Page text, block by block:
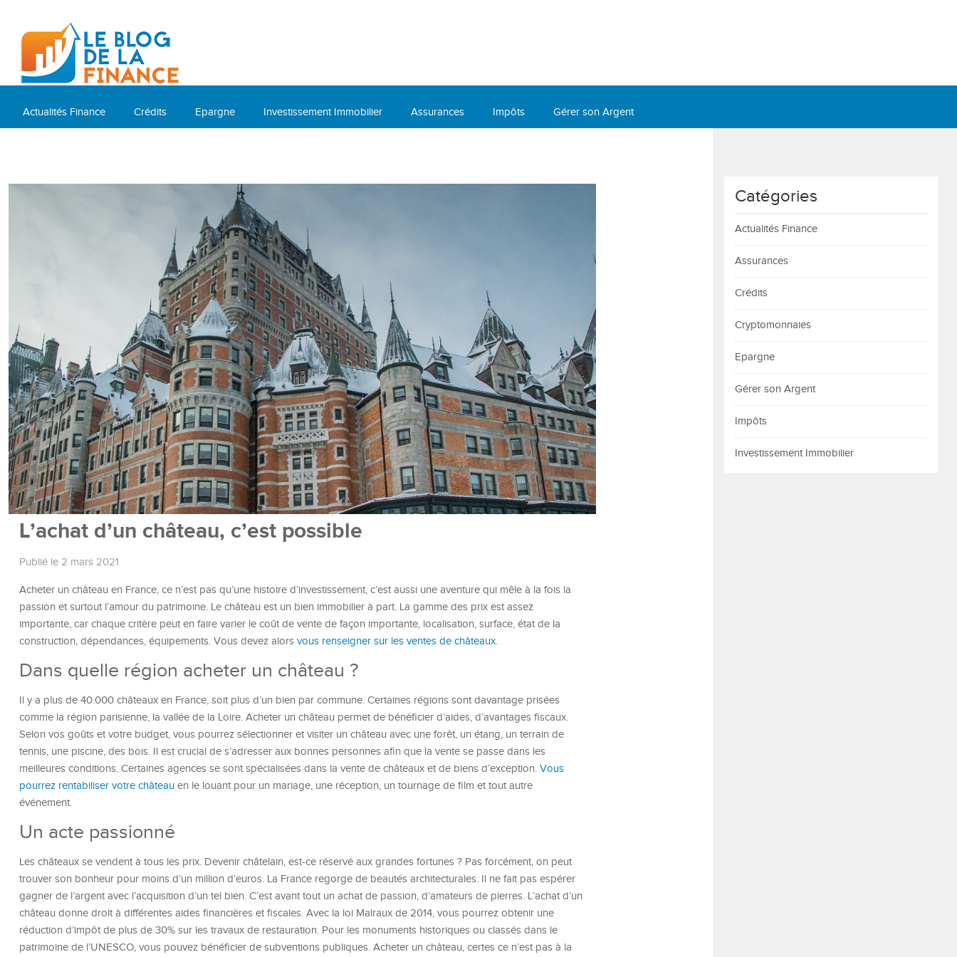
Actualités Finance Crédits Epargne Investissement Immobilier Assurances Impôts Gérer son Argent
L’achat d’un château, c’est possible
Publié le 2 mars 2021
Acheter un château en France, ce n’est pas qu’une histoire d’investissement, c’est aussi une aventure qui mêle à la fois la
passion et surtout l’amour du patrimoine. Le château est un bien immobilier à part. La gamme des prix est assez
importante, car chaque critère peut en faire varier le coût de vente de façon importante, localisation, surface, état de la
construction, dépendances, équipements. Vous devez alors vous renseigner sur les ventes de châteaux.
Dans quelle région acheter un château ?
Il y a plus de 40.000 châteaux en France, soit plus d’un bien par commune. Certaines régions sont davantage prisées
comme la région parisienne, la vallée de la Loire. Acheter un château permet de bénéficier d’aides, d’avantages fiscaux.
Selon vos goûts et votre budget, vous pourrez sélectionner et visiter un château avec une forêt, un étang, un terrain de
tennis, une piscine, des bois. Il est crucial de s’adresser aux bonnes personnes afin que la vente se passe dans les
meilleures conditions. Certaines agences se sont spécialisées dans la vente de châteaux et de biens d’exception. Vous
pourrez rentabiliser votre château en le louant pour un mariage, une réception, un tournage de film et tout autre
événement.
Un acte passionné
Les châteaux se vendent à tous les prix. Devenir châtelain, est-ce réservé aux grandes fortunes ? Pas forcément, on peut
trouver son bonheur pour moins d’un million d’euros. La France regorge de beautés architecturales. Il ne fait pas espérer
gagner de l’argent avec l’acquisition d’un tel bien. C’est avant tout un achat de passion, d’amateurs de pierres. L’achat d’un
château donne droit à différentes aides financières et fiscales. Avec la loi Malraux de 2014, vous pourrez obtenir une
réduction d’impôt de plus de 30% sur les travaux de restauration. Pour les monuments historiques ou classés dans le
patrimoine de l’UNESCO, vous pouvez bénéficier de subventions publiques. Acheter un château, certes ce n’est pas à la
Catégories
Actualités Finance
Assurances
Crédits
Cryptomonnaies
Epargne
Gérer son Argent
Impôts
Investissement Immobilier